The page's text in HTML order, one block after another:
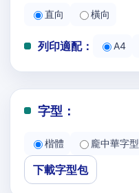
直向 橫向
列印適配： A4
字型：
楷體 龐中華字型
下載字型包